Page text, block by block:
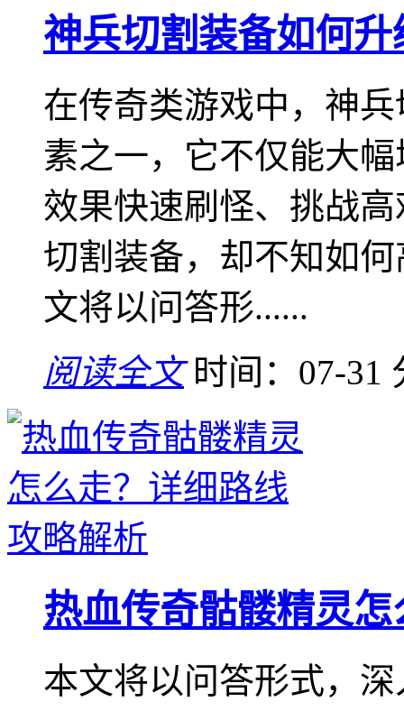
神兵切割装备如何
在传奇类游戏中，神
素之一，它不仅能大
效果快速刷怪、挑战
切割装备，却不知如
文将以问答形......
阅读全文 时间：07-31
热血传奇骷髅精灵
本文将以问答形式，